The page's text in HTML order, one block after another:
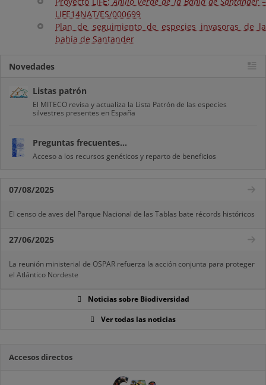
LIFE14NAT/ES/000699
Plan de seguimiento de especies invasoras de la
bahía de Santander
Novedades
Listas patrón
El MITECO revisa y actualiza la Lista Patrón de las especies
silvestres presentes en España
Preguntas frecuentes...
Acceso a los recursos genéticos y reparto de beneficios
07/08/2025
El censo de aves del Parque Nacional de las Tablas bate récords históricos
27/06/2025
La reunión ministerial de OSPAR refuerza la acción conjunta para proteger
el Atlántico Nordeste
Noticias sobre Biodiversidad
Ver todas las noticias
Accesos directos